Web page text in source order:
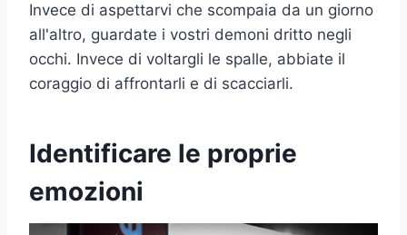
Invece di aspettarvi che scompaia da un giorno
all'altro, guardate i vostri demoni dritto negli
occhi. Invece di voltargli le spalle, abbiate il
coraggio di affrontarli e di scacciarli.
Identificare le proprie
emozioni